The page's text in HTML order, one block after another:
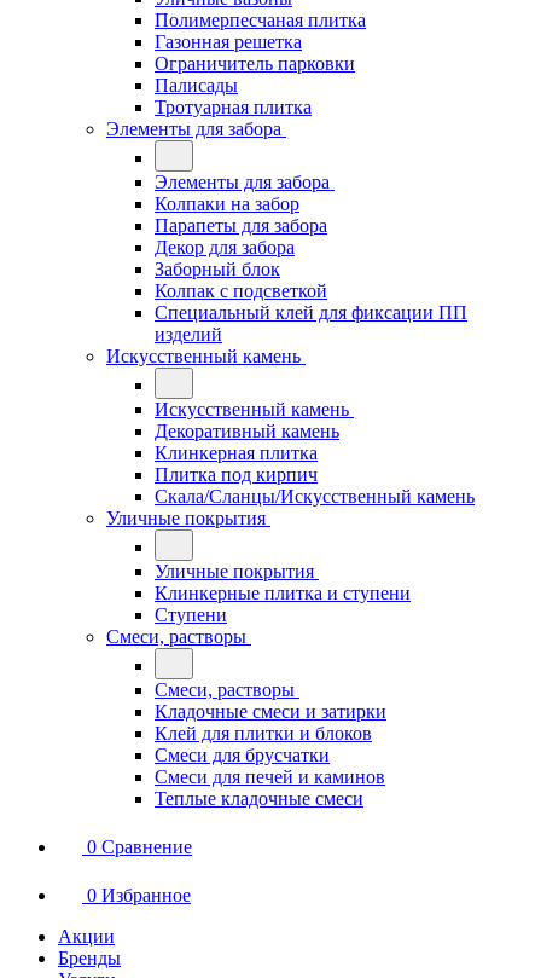
Полимерпесчаная плитка
Газонная решетка
Ограничитель парковки
Палисады
Тротуарная плитка
Элементы для забора
Элементы для забора
Колпаки на забор
Парапеты для забора
Декор для забора
Заборный блок
Колпак с подсветкой
Специальный клей для фиксации ПП
изделий
Искусственный камень
Искусственный камень
Декоративный камень
Клинкерная плитка
Плитка под кирпич
Скала/Сланцы/Искусственный камень
Уличные покрытия
Уличные покрытия
Клинкерные плитка и ступени
Ступени
Смеси, растворы
Смеси, растворы
Кладочные смеси и затирки
Клей для плитки и блоков
Смеси для брусчатки
Смеси для печей и каминов
Теплые кладочные смеси
0 Сравнение
0 Избранное
Акции
Бренды